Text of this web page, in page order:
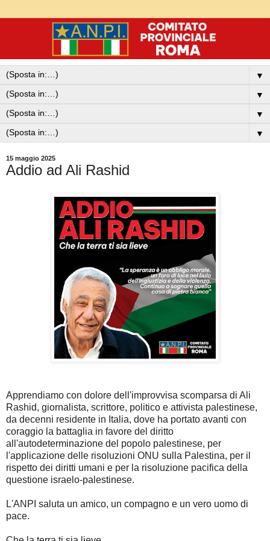
▼
▼
▼
▼
15 maggio 2025
Addio ad Ali Rashid
Apprendiamo con dolore dell'improvvisa scomparsa di Ali
Rashid, giornalista, scrittore, politico e attivista palestinese,
da decenni residente in Italia, dove ha portato avanti con
coraggio la battaglia in favore del diritto
all'autodeterminazione del popolo palestinese, per
l'applicazione delle risoluzioni ONU sulla Palestina, per il
rispetto dei diritti umani e per la risoluzione pacifica della
questione israelo-palestinese.
L'ANPI saluta un amico, un compagno e un vero uomo di
pace.